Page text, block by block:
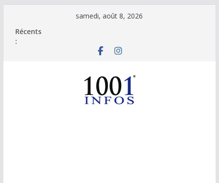
contenu
samedi, août 8, 2026
Récents
: